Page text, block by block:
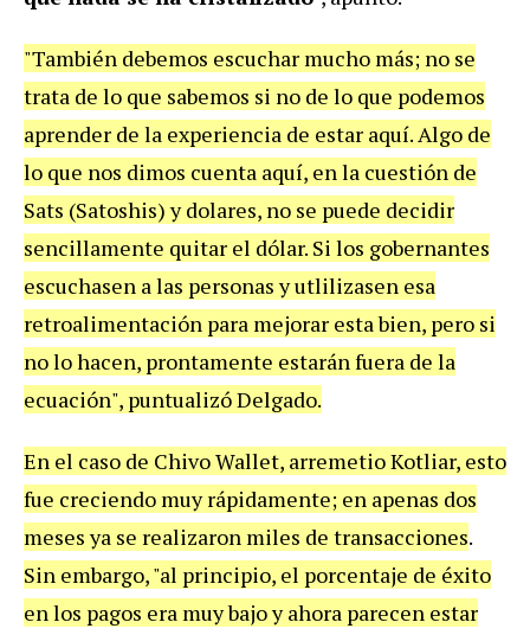
"También debemos escuchar mucho más; no se
trata de lo que sabemos si no de lo que podemos
aprender de la experiencia de estar aquí. Algo de
lo que nos dimos cuenta aquí, en la cuestión de
Sats (Satoshis) y dolares, no se puede decidir
sencillamente quitar el dólar. Si los gobernantes
escuchasen a las personas y utlilizasen esa
retroalimentación para mejorar esta bien, pero si
no lo hacen, prontamente estarán fuera de la
ecuación", puntualizó Delgado.
En el caso de Chivo Wallet, arremetio Kotliar, esto
fue creciendo muy rápidamente; en apenas dos
meses ya se realizaron miles de transacciones.
Sin embargo, "al principio, el porcentaje de éxito
en los pagos era muy bajo y ahora parecen estar